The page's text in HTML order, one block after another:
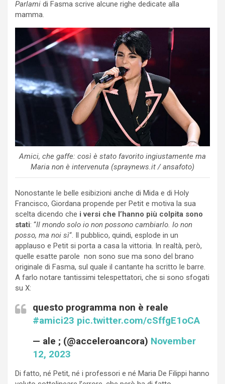
Parlami di Fasma scrive alcune righe dedicate alla
mamma.
Amici, che gaffe: così è stato favorito ingiustamente ma
Maria non è intervenuta (spraynews.it / ansafoto)
Nonostante le belle esibizioni anche di Mida e di Holy
Francisco, Giordana propende per Petit e motiva la sua
scelta dicendo che i versi che l’hanno più colpita sono
stati: “Il mondo solo io non possono cambiarlo. Io non
posso, ma noi sì“. Il pubblico, quindi, esplode in un
applauso e Petit si porta a casa la vittoria. In realtà, però,
quelle esatte parole non sono sue ma sono del brano
originale di Fasma, sul quale il cantante ha scritto le barre.
A farlo notare tantissimi telespettatori, che si sono sfogati
su X:
questo programma non è reale
#amici23 pic.twitter.com/cSffgE1oCA
— ale ; (@acceleroancora) November
12, 2023
Di fatto, né Petit, né i professori e né Maria De Filippi hanno